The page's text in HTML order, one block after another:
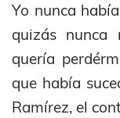
Yo nunca
quizás
quería
que había
Ramírez, el